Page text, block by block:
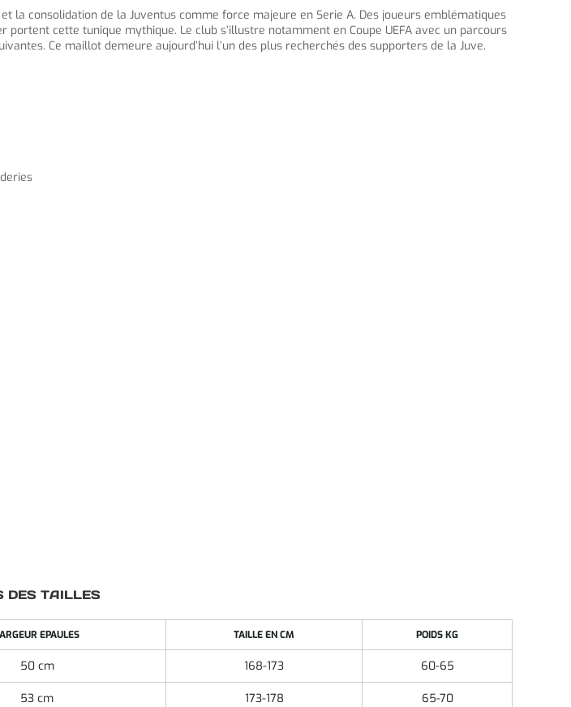
consolidation de la Juventus comme force majeure en Serie A. Des joueurs emblématiques
cette tunique mythique. Le club s’illustre notamment en Coupe UEFA avec un parcours
Ce maillot demeure aujourd’hui l’un des plus recherchés des supporters de la Juve.
DES TAILLES
EPAULES TAILLE EN CM POIDS KG
50 cm 168-173 60-65
53 cm 173-178 65-70